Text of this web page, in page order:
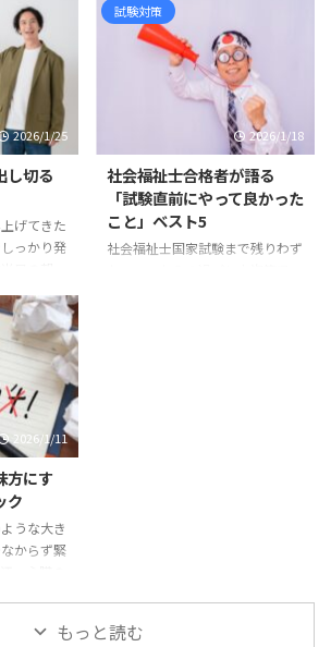
あれば
問題、マ
うか」
丈夫かも
交互に
ない日々
いと思いま
た、とい
近にい
は確実に
う証で
間は、長
の道のりを思い出してください。
初めてテキストを開いたときの緊
張、仕事や家庭と両立しながら夜
遅くまで続けた学習、模擬試験で
思うような結果が出ず落ち込んだ
日――それでもあきらめずに今日まで
歩みを進めてきた自分がここにい
すでに大きな力を持っています。
今日までの努力は一夜で消えない
前日になると「覚えきれていな
い」「まだ足りない」と不安が押
2026/1/25
し切る
げてきた
っかり発
ても、当
っていな
とは難し
の状態に
て試験に
る準備に
では合格
を発揮す
的に紹介
食 試験
持久力を
試験対策
2026/1/18
社会福祉士合格者が語る
「試験直前にやって良かった
こと」ベスト5
社会福祉士国家試験まで残りわず
2026/1/11
方にす
ク
うな大き
からず緊
に不安がもっと読む